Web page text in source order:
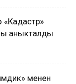
аныкталды
менен